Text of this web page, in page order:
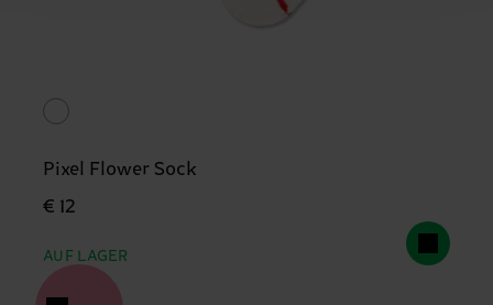
Pixel Flower Sock
€ 12
AUF LAGER